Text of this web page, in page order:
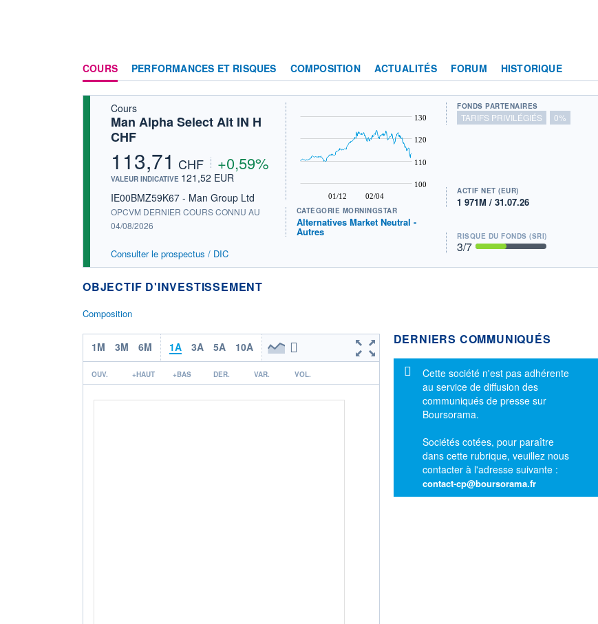
COURS PERFORMANCES ET RISQUES COMPOSITION ACTUALITÉS FORUM HISTORIQUE
Cours
Man Alpha Select Alt IN H
CHF
113,71 CHF +0,59%
VALEUR INDICATIVE 121,52 EUR
IE00BMZ59K67 - Man Group Ltd
OPCVM DERNIER COURS CONNU AU
04/08/2026
Consulter le prospectus / DIC
01/12 02/04
100
110
120
130
CATÉGORIE MORNINGSTAR
Alternatives Market Neutral -
Autres
FONDS PARTENAIRES
TARIFS PRIVILÉGIÉS 0%
ACTIF NET (EUR)
1 971M / 31.07.26
RISQUE DU FONDS (SRI)
3/7
OBJECTIF D'INVESTISSEMENT
Composition
1M 3M 6M 1A 3A 5A 10A
OUV. +HAUT +BAS DER. VAR. VOL.
DERNIERS COMMUNIQUÉS
Message d'information
Cette société n'est pas adhérente
au service de diffusion des
communiqués de presse sur
Boursorama.
Sociétés cotées, pour paraître
dans cette rubrique, veuillez nous
contacter à l'adresse suivante :
contact-cp@boursorama.fr